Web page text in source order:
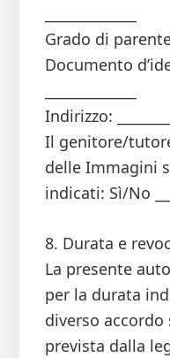
Grado di
Documento
Indirizzo:
Il genitore/
delle Immagini
indicati: Sì/No
8. Durata e
La presente
per la durata
diverso accordo
prevista dalla